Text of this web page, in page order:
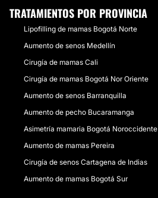
TRATAMIENTOS POR PROVINCIA
Lipofilling de mamas Bogotá Norte
Aumento de senos Medellín
Cirugía de mamas Cali
Cirugía de mamas Bogotá Nor Oriente
Aumento de senos Barranquilla
Aumento de pecho Bucaramanga
Asimetría mamaria Bogotá Noroccidente
Aumento de mamas Pereira
Cirugía de senos Cartagena de Indias
Aumento de mamas Bogotá Sur